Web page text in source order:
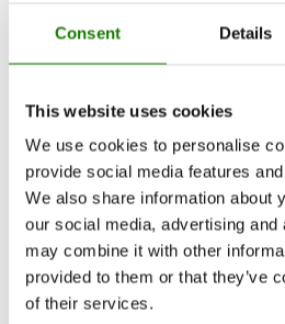
Consent Details
This website uses cookies
We use cookies to personalise
provide social media features
We also share information about
our social media, advertising
may combine it with other
provided to them or that they’ve
of their services.
Produkter
Pejseindsatse
Brændeovne
Gaspejse
Indbyggede gaspejse
Fritstående gaspejse
Tilbehør til gaspejse
Biopejse
Tilbehør
RAIS 3D